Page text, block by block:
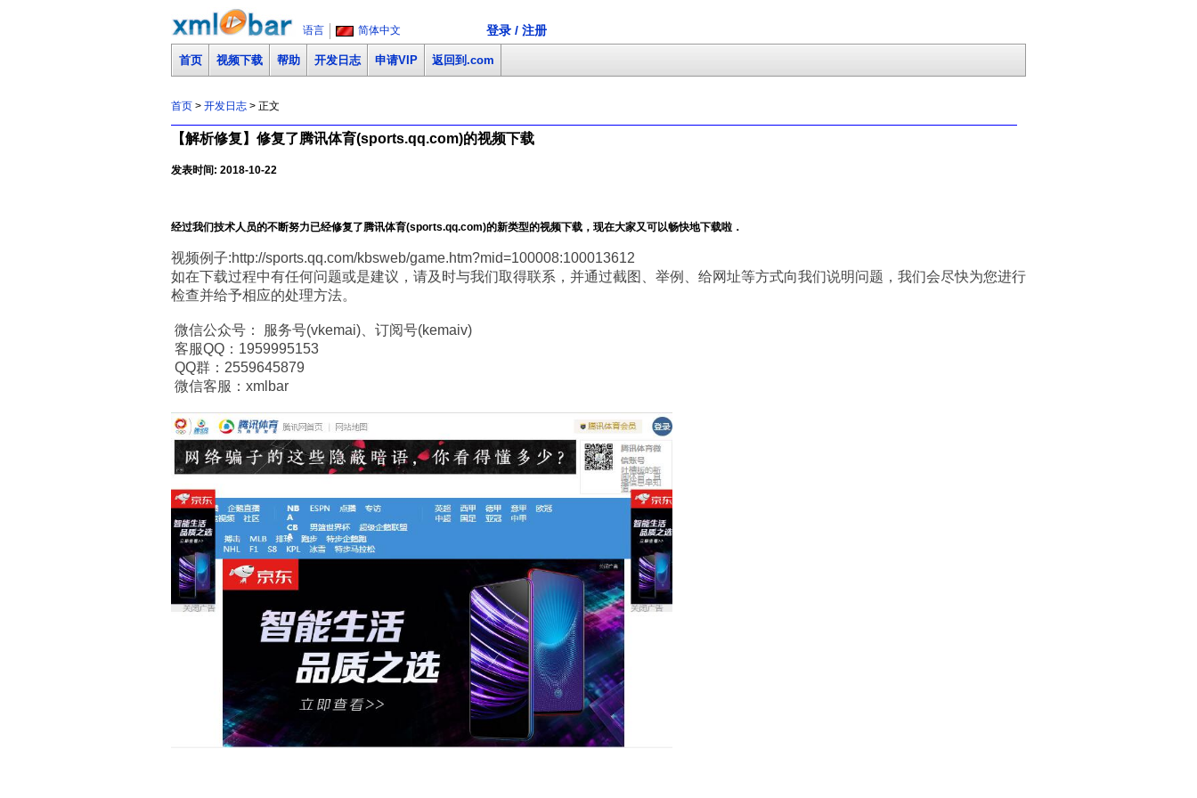
语言 简体中文 登录 / 注册
首页 视频下载 帮助 开发日志 申请VIP 返回到.com
首页 > 开发日志 > 正文
【解析修复】修复了腾讯体育(sports.qq.com)的视频下载
发表时间: 2018-10-22
经过我们技术人员的不断努力已经修复了腾讯体育(sports.qq.com)的新类型的视频下载，现在大家又可以畅快地下载啦．
视频例子:http://sports.qq.com/kbsweb/game.htm?mid=100008:100013612
如在下载过程中有任何问题或是建议，请及时与我们取得联系，并通过截图、举例、给网址等方式向我们说明问题，我们会尽快为您进行
检查并给予相应的处理方法。
微信公众号： 服务号(vkemai)、订阅号(kemaiv)
客服QQ：1959995153
QQ群：2559645879
微信客服：xmlbar